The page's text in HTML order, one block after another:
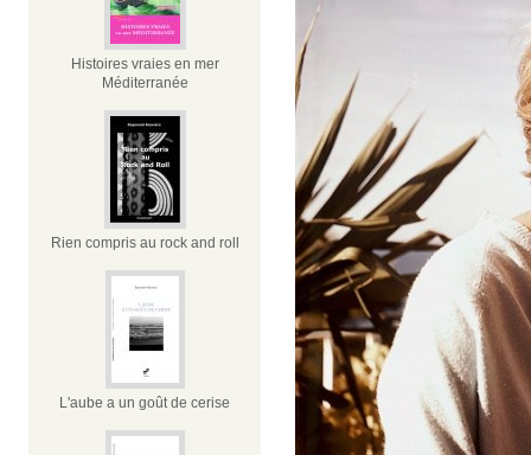
Histoires vraies en mer
Méditerranée
Rien compris au rock and roll
L'aube a un goût de cerise